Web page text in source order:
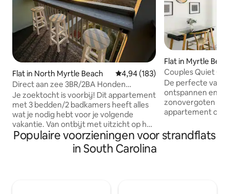
Flat in North Myrtle Beach Gemiddelde beoordeling van
4,94 (183)
Direct aan zee 3BR/2BA Honden
toegestaan **AAN ZEE**
Je zoektocht is voorbij! Dit appartement
met 3 bedden/2 badkamers heeft alles
wat je nodig hebt voor je volgende
vakantie. Van ontbijt met uitzicht op het
strand tot margarita 's nachts terwijl je
naar de golven kijkt, dit appartement zal
ervoor zorgen dat je langer wilt blijven.
Flat in Myrtle
Couples Quiet
SeaWatch 903 NT
De perfecte
ontspannen en
zonovergoten
appartement op
Wij bieden zelfs
te ontspannen op het
Populaire voorzieningen voor strandflats
in South Carolina